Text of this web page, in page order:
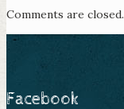
Comments are closed.
Facebook